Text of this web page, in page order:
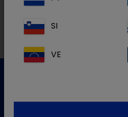
Nos adresses
Service clientèle
SI
VE